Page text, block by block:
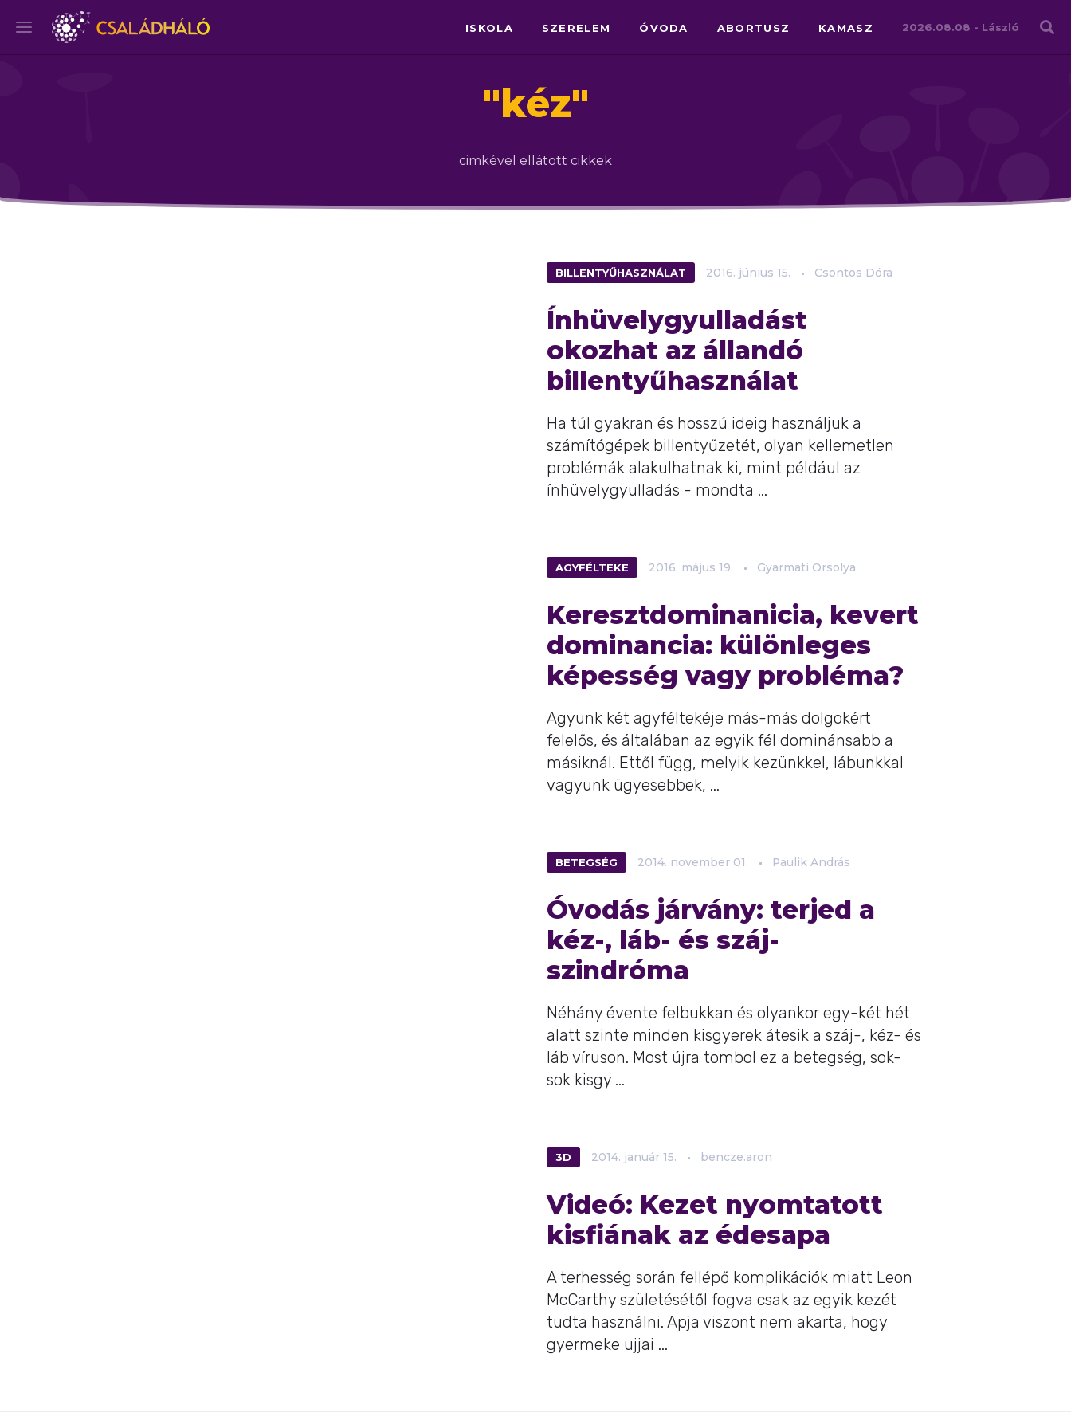
ISKOLA SZERELEM ÓVODA ABORTUSZ KAMASZ 2026.08.08 - László
"kéz"
cimkével ellátott cikkek
BILLENTYŰHASZNÁLAT 2016. június 15. Csontos Dóra
Ínhüvelygyulladást
okozhat az állandó
billentyűhasználat
Ha túl gyakran és hosszú ideig használjuk a
számítógépek billentyűzetét, olyan kellemetlen
problémák alakulhatnak ki, mint például az
ínhüvelygyulladás - mondta ...
AGYFÉLTEKE 2016. május 19. Gyarmati Orsolya
Keresztdominanicia, kevert
dominancia: különleges
képesség vagy probléma?
Agyunk két agyféltekéje más-más dolgokért
felelős, és általában az egyik fél dominánsabb a
másiknál. Ettől függ, melyik kezünkkel, lábunkkal
vagyunk ügyesebbek, ...
BETEGSÉG 2014. november 01. Paulik András
Óvodás járvány: terjed a
kéz-, láb- és száj-
szindróma
Néhány évente felbukkan és olyankor egy-két hét
alatt szinte minden kisgyerek átesik a száj-, kéz- és
láb víruson. Most újra tombol ez a betegség, sok-
sok kisgy ...
3D 2014. január 15. bencze.aron
Videó: Kezet nyomtatott
kisfiának az édesapa
A terhesség során fellépő komplikációk miatt Leon
McCarthy születésétől fogva csak az egyik kezét
tudta használni. Apja viszont nem akarta, hogy
gyermeke ujjai ...